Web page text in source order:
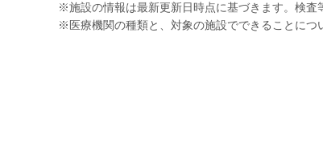
※施設の情報は最新更新日時点に基づきます。検査
※医療機関の種類と、対象の施設でできることにつ